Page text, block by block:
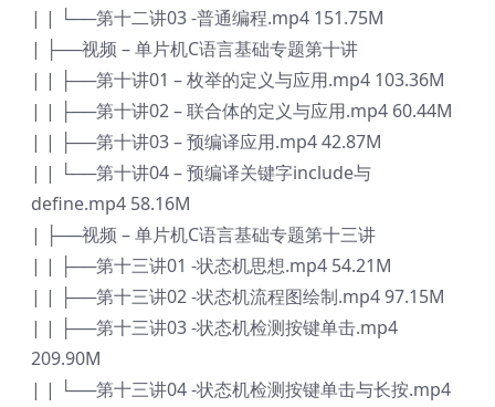
| | └──第十二讲03 -普通编程.mp4 151.75M
| ├──视频 – 单片机C语言基础专题第十讲
| | ├──第十讲01 – 枚举的定义与应用.mp4 103.36M
| | ├──第十讲02 – 联合体的定义与应用.mp4 60.44M
| | ├──第十讲03 – 预编译应用.mp4 42.87M
| | └──第十讲04 – 预编译关键字include与
define.mp4 58.16M
| ├──视频 – 单片机C语言基础专题第十三讲
| | ├──第十三讲01 -状态机思想.mp4 54.21M
| | ├──第十三讲02 -状态机流程图绘制.mp4 97.15M
| | ├──第十三讲03 -状态机检测按键单击.mp4
209.90M
| | └──第十三讲04 -状态机检测按键单击与长按.mp4